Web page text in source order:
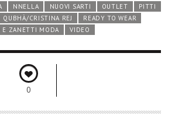
NNELLA NUOVI SARTI OUTLET
PITTI
QUBHÀ/CRISTINA REJ
READY TO WEAR
E ZANETTI MODA VIDEO
0